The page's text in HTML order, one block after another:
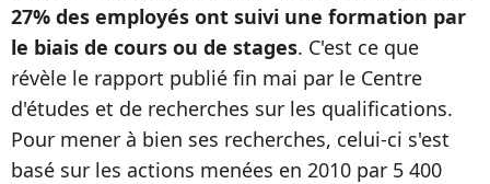
27% des employés ont suivi une formation par
le biais de cours ou de stages. C'est ce que
révèle le rapport publié fin mai par le Centre
d'études et de recherches sur les qualifications.
Pour mener à bien ses recherches, celui-ci s'est
basé sur les actions menées en 2010 par 5 400